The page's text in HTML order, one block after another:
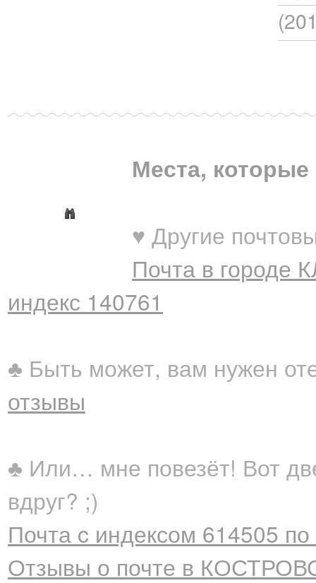
Места, которые
♥ Другие
Почта в городе
индекс 140761
♣ Быть может, вам нужен
отзывы
♣ Или… мне повезёт! Вот
вдруг? ;)
Почта c индексом 614505
Отзывы о почте в